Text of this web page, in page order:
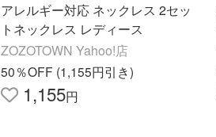
アレルギー対応 ネックレス 2セッ
トネックレス レディース
ZOZOTOWN Yahoo!店
50％OFF (1,155円引き)
1,155円